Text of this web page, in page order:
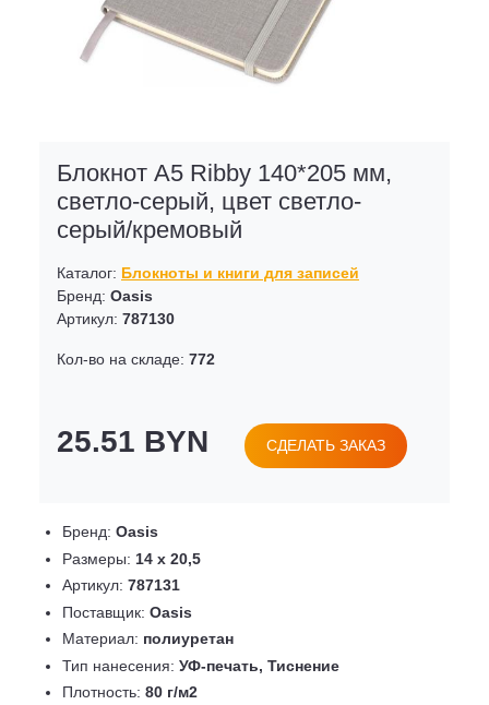
Блокнот А5 Ribby 140*205 мм,
светло-серый, цвет светло-
серый/кремовый
Каталог: Блокноты и книги для записей
Бренд: Oasis
Артикул: 787130
Кол-во на складе: 772
25.51 BYN СДЕЛАТЬ ЗАКАЗ
Бренд: Oasis
Размеры: 14 х 20,5
Артикул: 787131
Поставщик: Oasis
Материал: полиуретан
Тип нанесения: УФ-печать, Тиснение
Плотность: 80 г/м2